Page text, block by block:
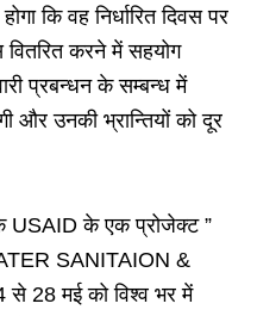
कि वह निर्धारित दिवस पर
करने में सहयोग
प्रबन्धन के सम्बन्ध में
और उनकी भ्रान्तियों को दूर
USAID के एक प्रोजेक्ट ”
SANITAION &
28 मई को विश्व भर में